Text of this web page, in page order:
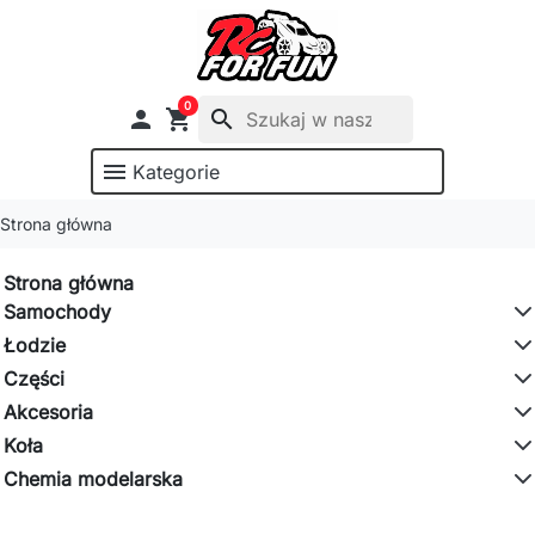
 shopping_cart
0
search
menu Kategorie
Strona główna
Strona główna
Samochody
Łodzie
Części
Akcesoria
Koła
Chemia modelarska